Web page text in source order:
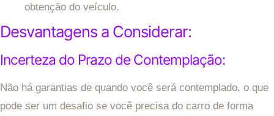
obtenção do veículo.
Desvantagens a Considerar:
Incerteza do Prazo de Contemplação:
Não há garantias de quando você será contemplado, o que
pode ser um desafio se você precisa do carro de forma